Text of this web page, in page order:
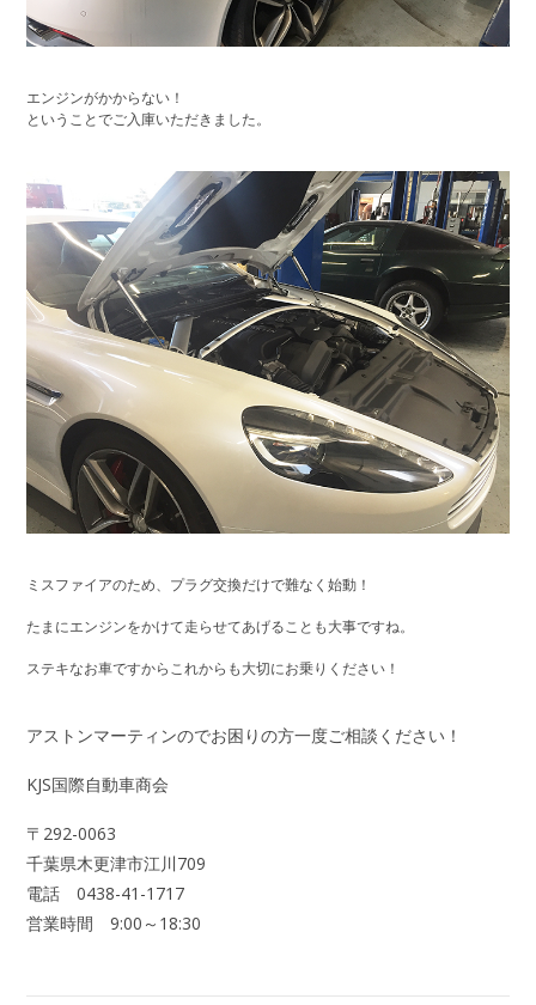
エンジンがかからない！
ということでご入庫いただきました。
ミスファイアのため、プラグ交換だけで難なく始動！
たまにエンジンをかけて走らせてあげることも大事ですね。
ステキなお車ですからこれからも大切にお乗りください！
アストンマーティンのでお困りの方一度ご相談ください！
KJS国際自動車商会
〒292-0063
千葉県木更津市江川709
電話 0438-41-1717
営業時間 9:00～18:30